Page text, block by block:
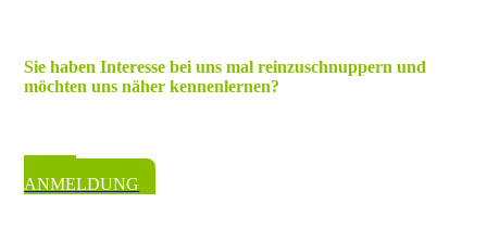
Sie haben Interesse bei uns mal reinzuschnuppern und
möchten uns näher kennenlernen?
ZUR
ANMELDUNG